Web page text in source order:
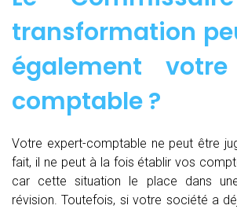
transformation
également
comptable ?
Votre expert-comptable ne peut être
fait, il ne peut à la fois établir vos
car cette situation le place dans
révision. Toutefois, si votre société a